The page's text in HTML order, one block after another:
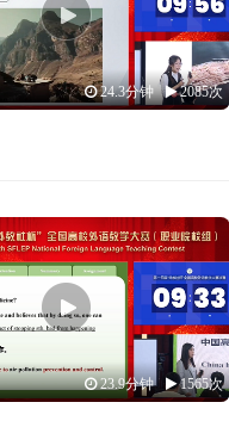
24.3分钟 2085次
23.9分钟 1565次